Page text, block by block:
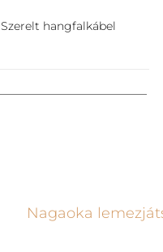
Szerelt hangfalkábel